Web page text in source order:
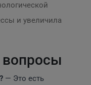
и увеличила
— Это есть